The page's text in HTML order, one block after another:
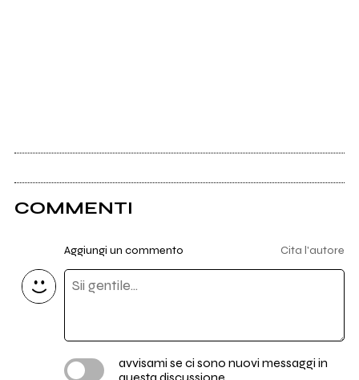
COMMENTI
Aggiungi un commento Cita l'autore
avvisami se ci sono nuovi messaggi in